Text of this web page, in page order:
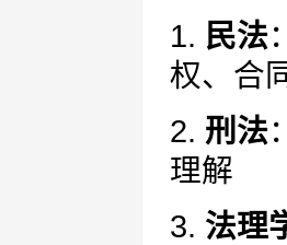
1. 民法
权、合
2. 刑法
理解
3. 法理